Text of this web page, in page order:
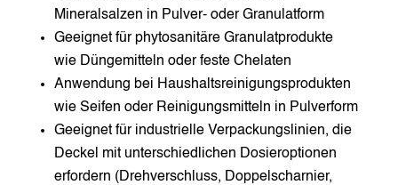
Mineralsalzen in Pulver- oder Granulatform
Geeignet für phytosanitäre Granulatprodukte
wie Düngemitteln oder feste Chelaten
Anwendung bei Haushaltsreinigungsprodukten
wie Seifen oder Reinigungsmitteln in Pulverform
Geeignet für industrielle Verpackungslinien, die
Deckel mit unterschiedlichen Dosieroptionen
erfordern (Drehverschluss, Doppelscharnier,